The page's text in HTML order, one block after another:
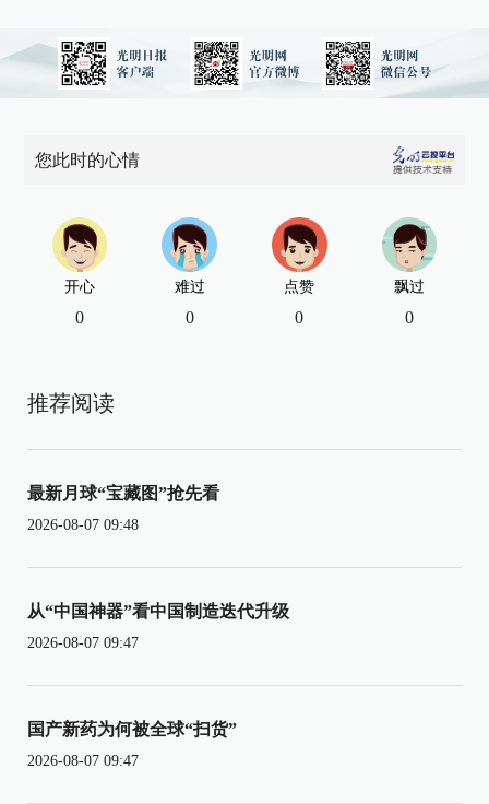
您此时的心情
开心
0
难过
0
点赞
0
飘过
0
推荐阅读
最新月球“宝藏图”抢先看
2026-08-07 09:48
从“中国神器”看中国制造迭代升级
2026-08-07 09:47
国产新药为何被全球“扫货”
2026-08-07 09:47